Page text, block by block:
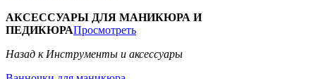
АКСЕССУАРЫ ДЛЯ МАНИКЮРА И
ПЕДИКЮРАПросмотреть
Назад к Инструменты и аксессуары